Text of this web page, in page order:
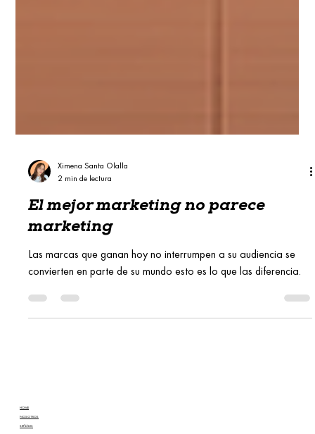
Ximena Santa Olalla
2 min de lectura
El mejor marketing no parece
marketing
convierten en parte de su mundo esto es lo que las diferencia.